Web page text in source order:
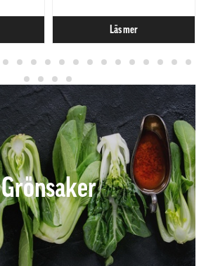
Läs mer
Grönsaker